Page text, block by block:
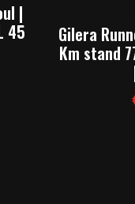
|
45
Gilera
Km stand